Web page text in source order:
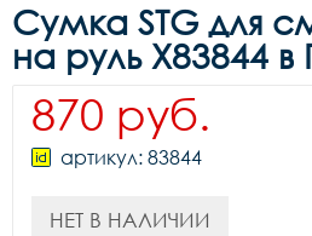
Сумка STG для
на руль X83844 в
870 руб.
артикул: 83844
НЕТ В НАЛИЧИИ